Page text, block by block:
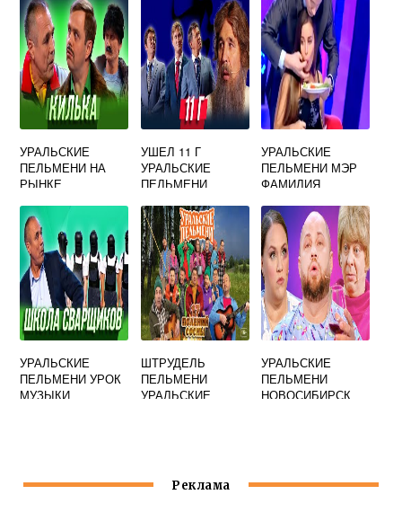
ПЕЛЬМЕНИ
УРАЛЬСКИЕ
ПЕЛЬМЕНИ НА
РЫНКЕ
УШЕЛ 11 Г
УРАЛЬСКИЕ
ПЕЛЬМЕНИ
УРАЛЬСКИЕ
ПЕЛЬМЕНИ МЭР
ФАМИЛИЯ
УРАЛЬСКИЕ
ПЕЛЬМЕНИ УРОК
МУЗЫКИ
ШТРУДЕЛЬ
ПЕЛЬМЕНИ
УРАЛЬСКИЕ
УРАЛЬСКИЕ
ПЕЛЬМЕНИ
НОВОСИБИРСК
Реклама